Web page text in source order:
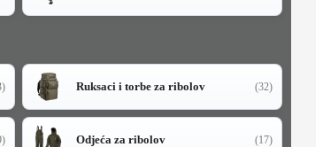
Ruksaci i torbe za ribolov (32)
Odjeća za ribolov (17)